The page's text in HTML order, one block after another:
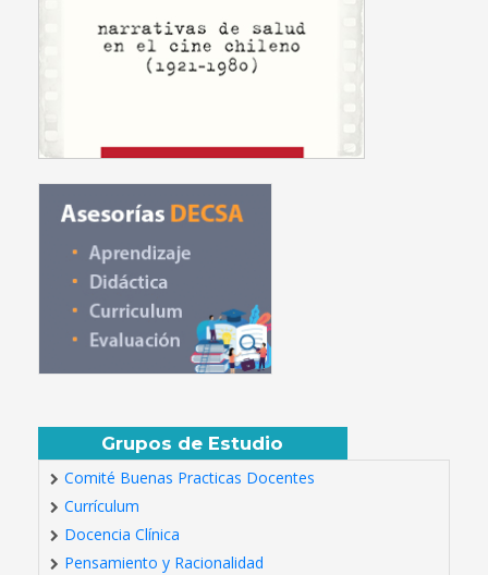
Grupos de Estudio
Comité Buenas Practicas Docentes
Currículum
Docencia Clínica
Pensamiento y Racionalidad